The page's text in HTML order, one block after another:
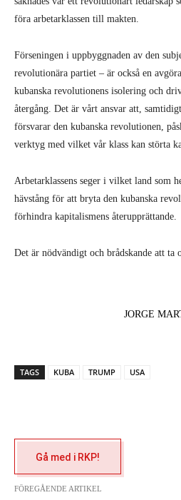
föra arbetarklassen till makten.
Förseningen i uppbyggnaden av den
revolutionära partiet – är också en
kubanska revolutionens isolering och
återgång. Det är vårt ansvar att,
försvarar den kubanska revolutionen,
verktyg med vilket vår klass kan störta
Arbetarklassens seger i vilket land som
hävstång för att bryta den kubanska
förhindra kapitalismens återupprättande.
Det är nödvändigt och brådskande att ta
JORGE
TAGS KUBA TRUMP USA
Gå med i RKP!
FÖREGÅENDE ARTIKEL